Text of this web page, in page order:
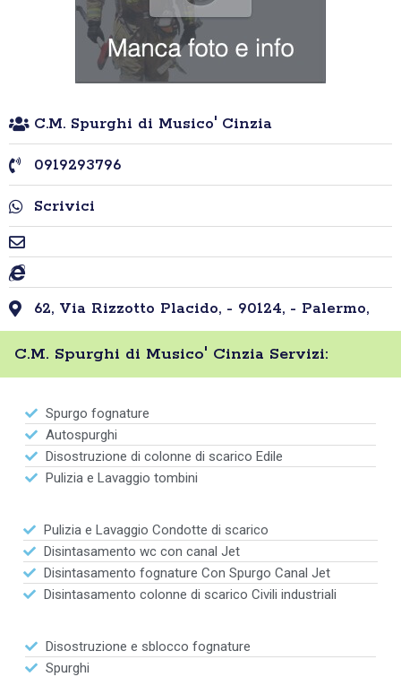
C.M. Spurghi di Musico' Cinzia
0919293796
Scrivici
62, Via Rizzotto Placido, - 90124, - Palermo,
C.M. Spurghi di Musico' Cinzia Servizi:
Spurgo fognature
Autospurghi
Disostruzione di colonne di scarico Edile
Pulizia e Lavaggio tombini
Pulizia e Lavaggio Condotte di scarico
Disintasamento wc con canal Jet
Disintasamento fognature Con Spurgo Canal Jet
Disintasamento colonne di scarico Civili industriali
Disostruzione e sblocco fognature
Spurghi